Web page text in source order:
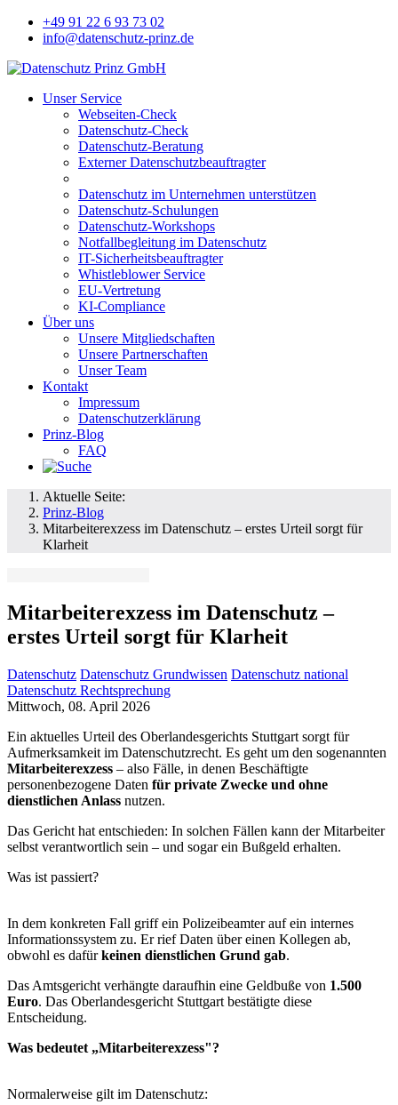
+49 91 22 6 93 73 02
info@datenschutz-prinz.de
Unser Service
Webseiten-Check
Datenschutz-Check
Datenschutz-Beratung
Externer Datenschutzbeauftragter
Datenschutz im Unternehmen unterstützen
Datenschutz-Schulungen
Datenschutz-Workshops
Notfallbegleitung im Datenschutz
IT-Sicherheitsbeauftragter
Whistleblower Service
EU-Vertretung
KI-Compliance
Über uns
Unsere Mitgliedschaften
Unsere Partnerschaften
Unser Team
Kontakt
Impressum
Datenschutzerklärung
Prinz-Blog
FAQ
Aktuelle Seite:
Prinz-Blog
Mitarbeiterexzess im Datenschutz – erstes Urteil sorgt für
Klarheit
Mitarbeiterexzess im Datenschutz –
erstes Urteil sorgt für Klarheit
Datenschutz Datenschutz Grundwissen Datenschutz national
Datenschutz Rechtsprechung
Mittwoch, 08. April 2026
Ein aktuelles Urteil des Oberlandesgerichts Stuttgart sorgt für
Aufmerksamkeit im Datenschutzrecht. Es geht um den sogenannten
Mitarbeiterexzess – also Fälle, in denen Beschäftigte
personenbezogene Daten für private Zwecke und ohne
dienstlichen Anlass nutzen.
Das Gericht hat entschieden: In solchen Fällen kann der Mitarbeiter
selbst verantwortlich sein – und sogar ein Bußgeld erhalten.
Was ist passiert?
In dem konkreten Fall griff ein Polizeibeamter auf ein internes
Informationssystem zu. Er rief Daten über einen Kollegen ab,
obwohl es dafürkeinen dienstlichen Grund gab.
Das Amtsgericht verhängte daraufhin eine Geldbuße von 1.500
Euro. Das Oberlandesgericht Stuttgart bestätigte diese
Entscheidung.
Was bedeutet „Mitarbeiterexzess"?
Normalerweise gilt im Datenschutz: